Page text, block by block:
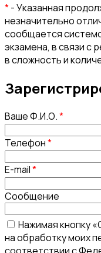
*- Указанная
незначительно
сообщается
экзамена, в связи с
в сложность и
Ваше Ф.И.О.*
Телефон*
E-mail*
Сообщение
Нажимая кнопку
на обработку моих